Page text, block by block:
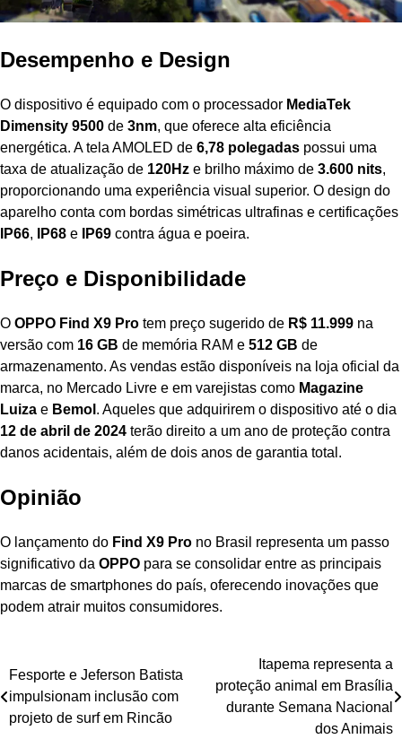
Desempenho e Design
O dispositivo é equipado com o processador MediaTek
Dimensity 9500 de 3nm, que oferece alta eficiência
energética. A tela AMOLED de 6,78 polegadas possui uma
taxa de atualização de 120Hz e brilho máximo de 3.600 nits,
proporcionando uma experiência visual superior. O design do
aparelho conta com bordas simétricas ultrafinas e certificações
IP66, IP68 e IP69 contra água e poeira.
Preço e Disponibilidade
O OPPO Find X9 Pro tem preço sugerido de R$ 11.999 na
versão com 16 GB de memória RAM e 512 GB de
armazenamento. As vendas estão disponíveis na loja oficial da
marca, no Mercado Livre e em varejistas como Magazine
Luiza e Bemol . Aqueles que adquirirem o dispositivo até o dia
12 de abril de 2024 terão direito a um ano de proteção contra
danos acidentais, além de dois anos de garantia total.
Opinião
O lançamento do Find X9 Pro no Brasil representa um passo
significativo da OPPO para se consolidar entre as principais
marcas de smartphones do país, oferecendo inovações que
podem atrair muitos consumidores.
Navegação
de
Post
Fesporte e Jeferson Batista
impulsionam inclusão com
projeto de surf em Rincão
Itapema representa a
proteção animal em Brasília
durante Semana Nacional
dos Animais